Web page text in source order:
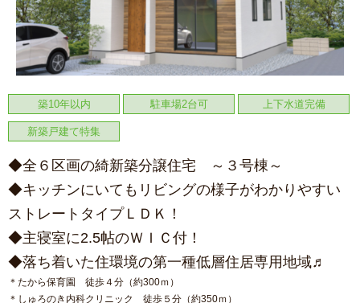
築10年以内 駐車場2台可 上下水道完備
新築戸建て特集
◆全６区画の綺新築分譲住宅 ～３号棟～
◆キッチンにいてもリビングの様子がわかりやすい
ストレートタイプＬＤＫ！
◆主寝室に2.5帖のＷＩＣ付！
◆落ち着いた住環境の第一種低層住居専用地域♬
＊たから保育園 徒歩４分（約300ｍ）
＊しゅろのき内科クリニック 徒歩５分（約350ｍ）